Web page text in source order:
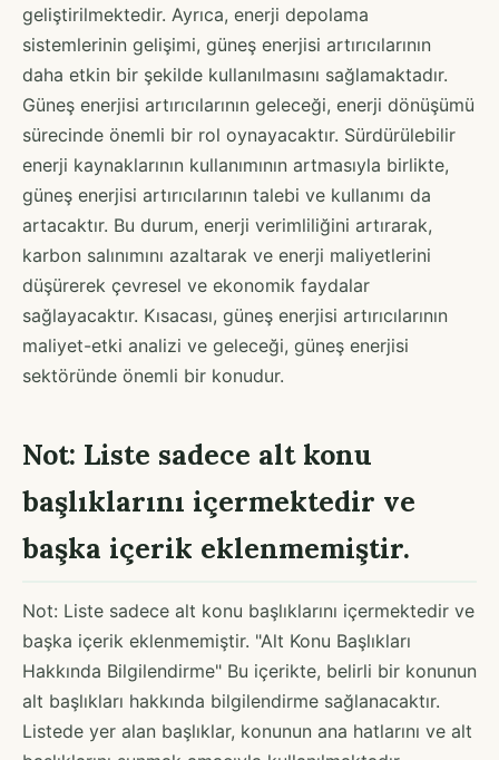
geliştirilmektedir. Ayrıca, enerji depolama
sistemlerinin gelişimi, güneş enerjisi artırıcılarının
daha etkin bir şekilde kullanılmasını sağlamaktadır.
Güneş enerjisi artırıcılarının geleceği, enerji dönüşümü
sürecinde önemli bir rol oynayacaktır. Sürdürülebilir
enerji kaynaklarının kullanımının artmasıyla birlikte,
güneş enerjisi artırıcılarının talebi ve kullanımı da
artacaktır. Bu durum, enerji verimliliğini artırarak,
karbon salınımını azaltarak ve enerji maliyetlerini
düşürerek çevresel ve ekonomik faydalar
sağlayacaktır. Kısacası, güneş enerjisi artırıcılarının
maliyet-etki analizi ve geleceği, güneş enerjisi
sektöründe önemli bir konudur.
Not: Liste sadece alt konu
başlıklarını içermektedir ve
başka içerik eklenmemiştir.
Not: Liste sadece alt konu başlıklarını içermektedir ve
başka içerik eklenmemiştir. "Alt Konu Başlıkları
Hakkında Bilgilendirme" Bu içerikte, belirli bir konunun
alt başlıkları hakkında bilgilendirme sağlanacaktır.
Listede yer alan başlıklar, konunun ana hatlarını ve alt